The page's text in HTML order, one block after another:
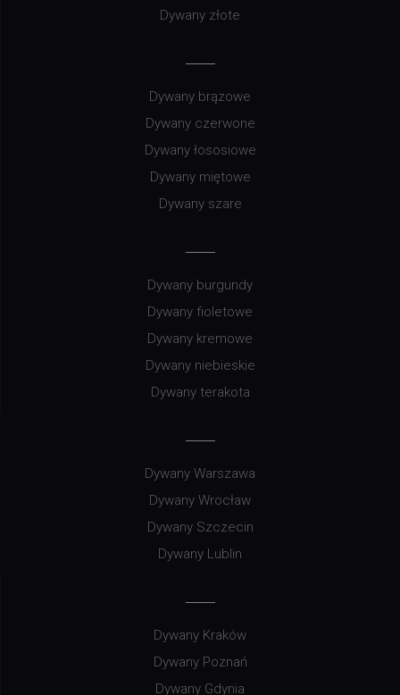
Dywany złote
Dywany brązowe
Dywany czerwone
Dywany łososiowe
Dywany miętowe
Dywany szare
Dywany burgundy
Dywany fioletowe
Dywany kremowe
Dywany niebieskie
Dywany terakota
Dywany Warszawa
Dywany Wrocław
Dywany Szczecin
Dywany Lublin
Dywany Kraków
Dywany Poznań
Dywany Gdynia